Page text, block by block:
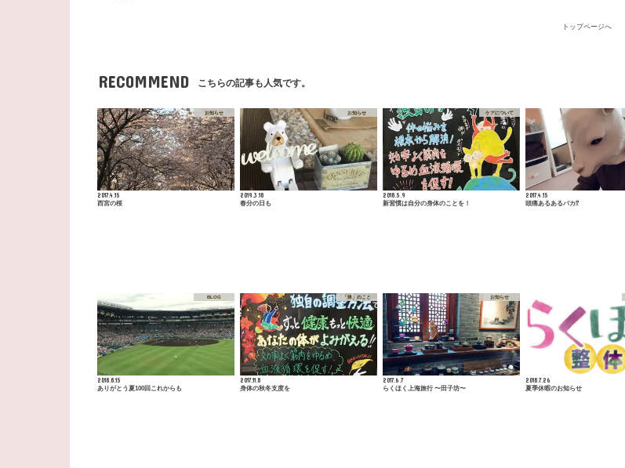
トップページへ
RECOMMEND こちらの記事も人気です。
お知らせ
2017.4.15
西宮の桜
お知らせ
2019.3.18
春分の日も
ケアについて
2018.5.9
新習慣は自分の身体のことを！
2017.4.15
頭痛あるあるパカ⁉︎
BLOG
2018.8.15
ありがとう夏100回これからも
「体」のこと
2017.11.8
身体の秋冬支度を
お知らせ
2017.6.7
らくほく上海旅行 〜田子坊〜
2018.7.26
夏季休暇のお知らせ